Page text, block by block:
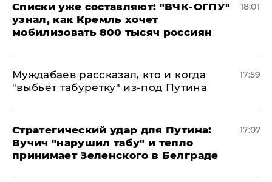
Списки уже составляют: "ВЧК-ОГПУ"
узнал, как Кремль хочет
мобилизовать 800 тысяч россиян
18:01
Муждабаев рассказал, кто и когда
"выбьет табуретку" из-под Путина
17:59
Стратегический удар для Путина:
Вучич "нарушил табу" и тепло
принимает Зеленского в Белграде
17:07